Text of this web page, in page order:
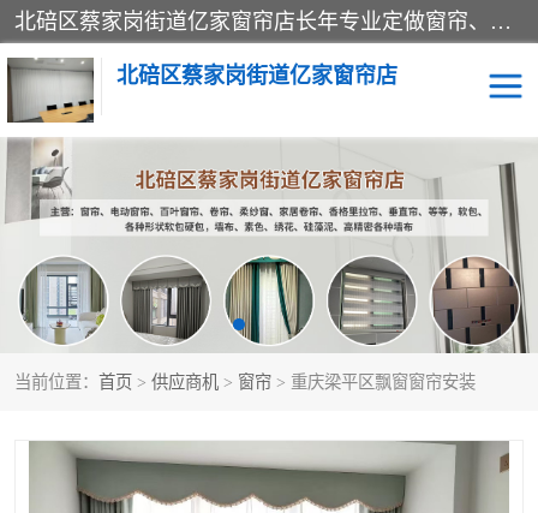
北碚区蔡家岗街道亿家窗帘店长年专业定做窗帘、电动窗帘、百叶窗帘、卷帘、柔纱窗、家居卷帘、香格里拉帘、垂直帘、等等，软包、各种形状软包硬包，墙布、素色、绣花、硅藻泥、高精密各种墙布，免费测量、免费安装，欢迎咨询
北碚区蔡家岗街道亿家窗帘店
当前位置： 首页 > 供应商机 > 窗帘 > 重庆梁平区飘窗窗帘安装
软包硬包 墙布
窗帘 百叶窗卷帘